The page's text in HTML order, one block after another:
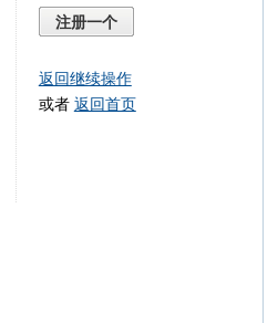
注册一个
返回继续操作
或者 返回首页